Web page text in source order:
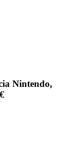
Nintendo,